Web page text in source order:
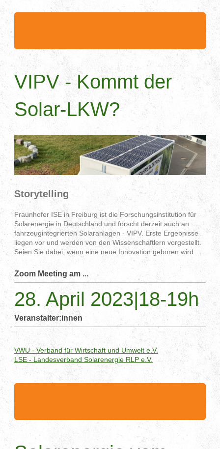
VIPV - Kommt der
Solar-LKW?
Storytelling
Fraunhofer ISE in Freiburg ist die Forschungsinstitution für
Solarenergie in Deutschland und forscht derzeit auch an
fahrzeugintegrierten Solaranlagen - VIPV. Erste Ergebnisse
liegen vor und werden von den Wissenschaftlern vorgestellt.
Seien Sie dabei, wenn eine neue Innovation geboren wird ...
Zoom Meeting am ...
28. April 2023|18-19h
Veranstalter:innen
VWU - Verband für Wirtschaft und Umwelt e.V.
LSE - Landesverband Solarenergie RLP e.V.